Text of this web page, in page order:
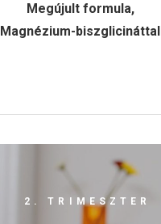
Megújult formula,
Magnézium-biszglicináttal
2. TRIMESZTER